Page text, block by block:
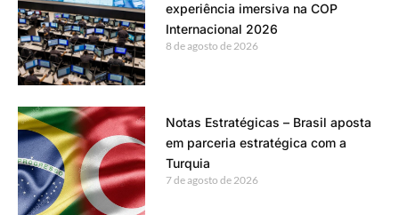
experiência imersiva na COP
Internacional 2026
8 de agosto de 2026
Notas Estratégicas – Brasil aposta
em parceria estratégica com a
Turquia
7 de agosto de 2026